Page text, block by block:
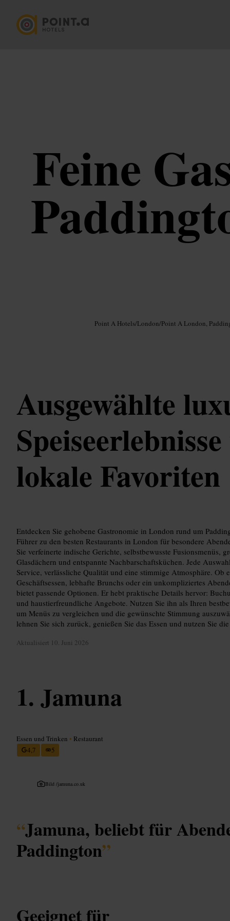
Feine
Point A Hotels/London/Point A London,
Ausgewählte
lokale Favoriten
Entdecken Sie gehobene Gastronomie in London rund um
Führer zu den besten Restaurants in London für besondere
Sie verfeinerte indische Gerichte, selbstbewusste Fusionsmenüs,
Glasdächern und entspannte Nachbarschaftsküchen. Jede
Service, verlässliche Qualität und eine stimmige Atmosphäre. Ob
Geschäftsessen, lebhafte Brunchs oder ein unkompliziertes
bietet passende Optionen. Er hebt praktische Details hervor:
und haustierfreundliche Angebote. Nutzen Sie ihn als Ihren
um Menüs zu vergleichen und die gewünschte Stimmung
lehnen Sie sich zurück, genießen Sie das Essen und nutzen Sie
Aktualisiert 10. Juni 2026
Jamuna
Essen und Trinken • Restaurant
4,7
5
Bild /jamuna.co.uk
“Jamuna, beliebt für
Paddington”
Geeignet für